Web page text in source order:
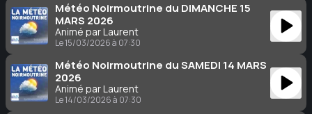
Météo Noirmoutrine du DIMANCHE 15
MARS 2026
Animé par Laurent
Le 15/03/2026 à 07:30
Météo Noirmoutrine du SAMEDI 14 MARS
2026
Animé par Laurent
Le 14/03/2026 à 07:30